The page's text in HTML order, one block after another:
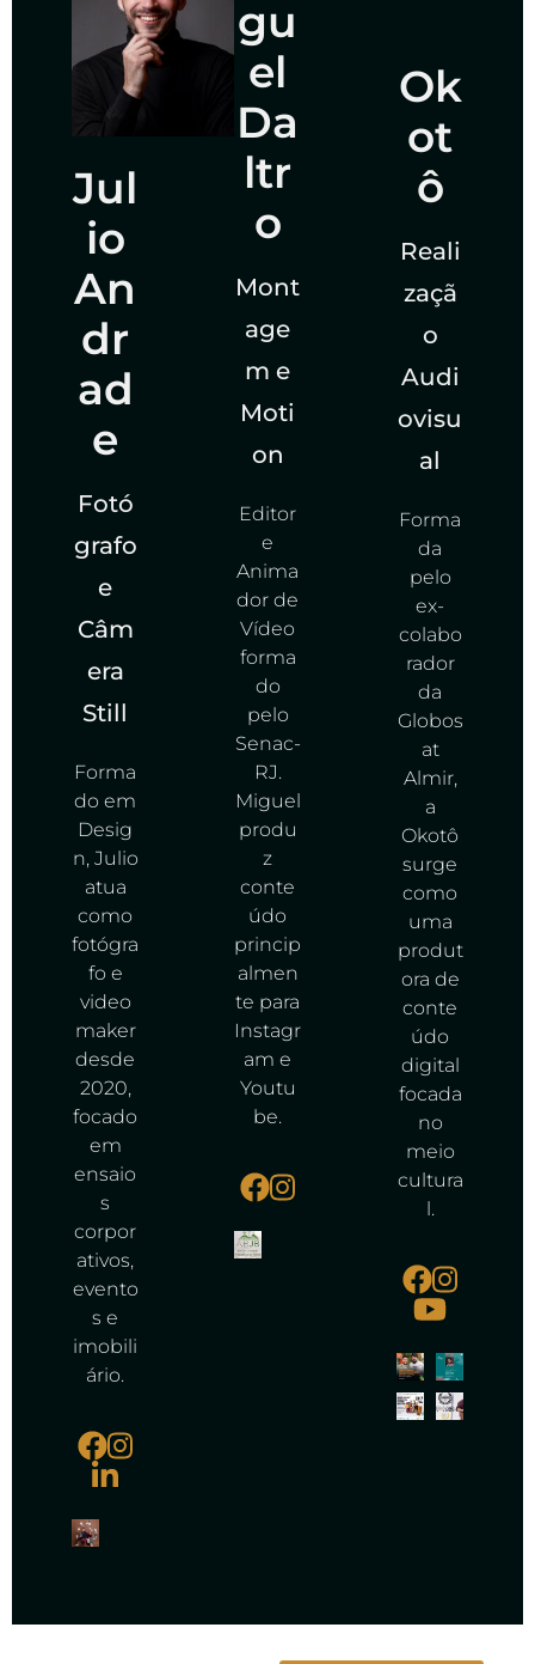
Jul
io
An
dr
ad
e
Fotó
grafo
e
Câm
era
Still
Forma
do em
Desig
n, Julio
atua
como
fotógra
fo e
video
maker
desde
2020,
focado
em
ensaio
s
corpor
ativos,
evento
s e
imobili
ário.
gu
el
Da
ltr
o
Mont
age
m e
Moti
on
Editor
e
Anima
dor de
Vídeo
forma
do
pelo
Senac-
RJ.
Miguel
produ
z
conte
údo
princip
almen
te para
Instagr
am e
Youtu
be.
Ok
ot
ô
Reali
zaçã
o
Audi
ovisu
al
Forma
da
pelo
ex-
colabo
rador
da
Globos
at
Almir,
a
Okotô
surge
como
uma
produt
ora de
conte
údo
digital
focada
no
meio
cultura
l.